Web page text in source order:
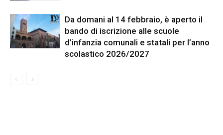
Da domani al 14 febbraio, è aperto il
bando di iscrizione alle scuole
d’infanzia comunali e statali per l’anno
scolastico 2026/2027